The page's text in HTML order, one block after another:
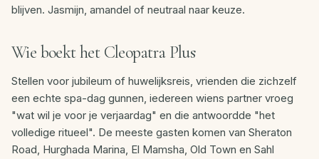
blijven. Jasmijn, amandel of neutraal naar keuze.
Wie boekt het Cleopatra Plus
Stellen voor jubileum of huwelijksreis, vrienden die zichzelf
een echte spa-dag gunnen, iedereen wiens partner vroeg
"wat wil je voor je verjaardag" en die antwoordde "het
volledige ritueel". De meeste gasten komen van Sheraton
Road, Hurghada Marina, El Mamsha, Old Town en Sahl